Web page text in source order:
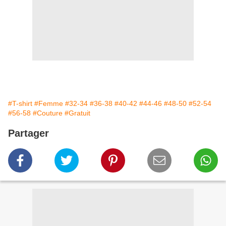
#T-shirt #Femme #32-34 #36-38 #40-42 #44-46 #48-50 #52-54
#56-58 #Couture #Gratuit
Partager